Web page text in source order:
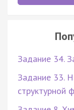
Задание 34.
Задание 33.
структурной